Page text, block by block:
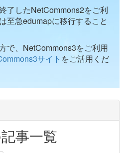
了したNetCommons2をご利
至急edumapに移行すること
で、NetCommons3をご利用
サイト をご活用くだ
事一覧